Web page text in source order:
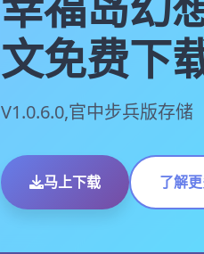
文免费下
V1.0.6.0,官中步兵版存储
马上下载 了解